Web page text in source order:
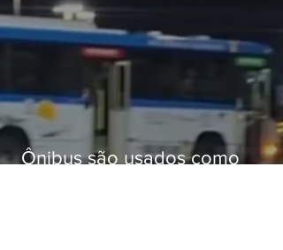
Ônibus são usados como